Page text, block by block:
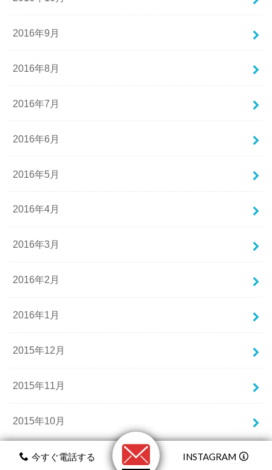
今すぐ電話する INSTAGRAM
2016年9月
2016年8月
2016年7月
2016年6月
2016年5月
2016年4月
2016年3月
2016年2月
2016年1月
2015年12月
2015年11月
2015年10月
2015年9月